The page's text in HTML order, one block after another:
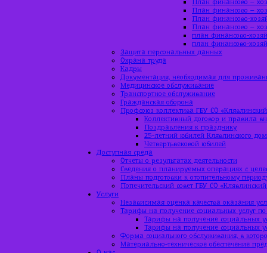
План финансово –
План финансово –
План финансово-
План финансово –
план финансово-
план финансово-
Защита персональных данных
Охрана труда
Кадры
Документация, необходимая для
Медицинское обслуживание
Транспортное обслуживание
Гражданская оборона
Профсоюз коллектива ГБУ СО
Коллективный договор и правила
Поздравления к празднику
25-летний юбилей Клявлинского
Четвертьвековой юбилей
Доступная среда
Отчеты о результатах деятельности
Сведения о планируемых операциях с
Планы подготовки к отопительному
Попечительский совет ГБУ СО
Услуги
Независимая оценка качества оказания
Тарифы на получение социальных услуг
Тарифы на получение социальных
Тарифы на получение социальных
Форма социального обслуживания, в
Материально-техническое обеспечение